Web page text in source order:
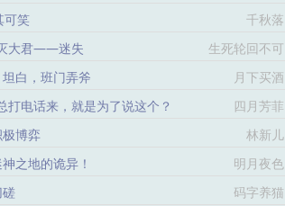
可笑 千秋落
大君——迷失
生死轮回不可
逆转
白，班门弄斧 月下买酒
打电话来，就是为了说这个？ 四月芳菲
博弈 林新儿
之地的诡异！ 明月夜色
码字养猫